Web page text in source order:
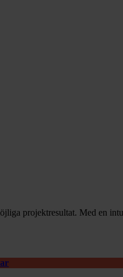
projektresultat. Med en